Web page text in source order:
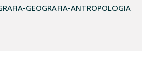
GEOGRAFIA-ANTROPOLOGIA